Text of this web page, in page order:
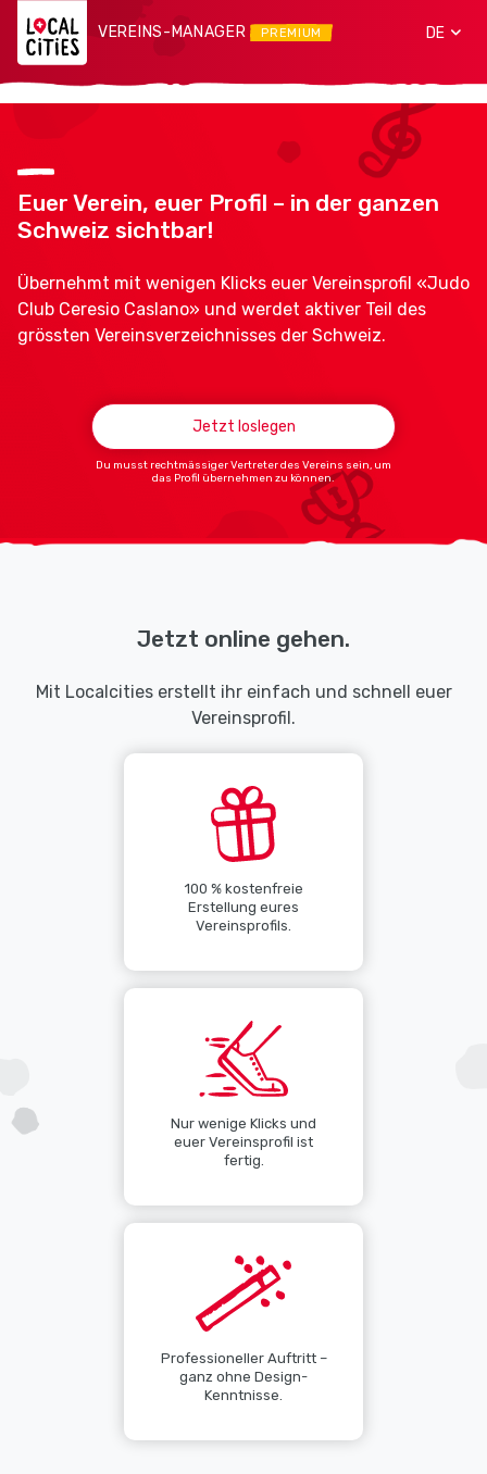
VEREINS-MANAGER PREMIUM DE
Euer Verein, euer Profil – in der ganzen
Schweiz sichtbar!
Übernehmt mit wenigen Klicks euer Vereinsprofil «Judo
Club Ceresio Caslano» und werdet aktiver Teil des
grössten Vereinsverzeichnisses der Schweiz.
Jetzt loslegen
Du musst rechtmässiger Vertreter des Vereins sein, um
das Profil übernehmen zu können.
Jetzt online gehen.
Mit Localcities erstellt ihr einfach und schnell euer
Vereinsprofil.
100 % kostenfreie
Erstellung eures
Vereinsprofils.
Nur wenige Klicks und
euer Vereinsprofil ist
fertig.
Professioneller Auftritt –
ganz ohne Design-
Kenntnisse.